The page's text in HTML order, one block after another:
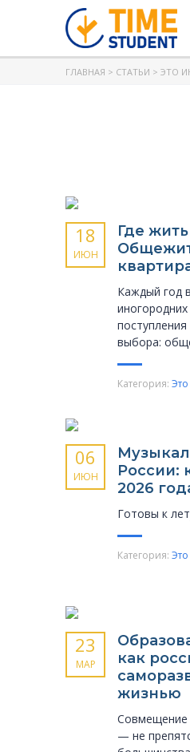
ГЛАВНАЯ > СТАТЬИ > ЭТО
18
ИЮН
Где
Каждый год
выбора:
Категория:
06
ИЮН
России:
2026
Готовы к
Категория:
23
МАР
как
жизнью
Совмещение
— не